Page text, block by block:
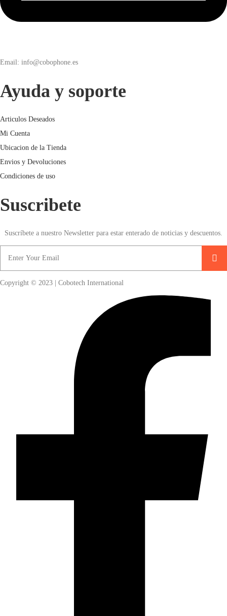
Email: info@cobophone.es
Ayuda y soporte
Articulos Deseados
Mi Cuenta
Ubicacion de la Tienda
Envios y Devoluciones
Condiciones de uso
Suscribete
Suscríbete a nuestro Newsletter para estar enterado de noticias y descuentos.
Copyright © 2023 | Cobotech International